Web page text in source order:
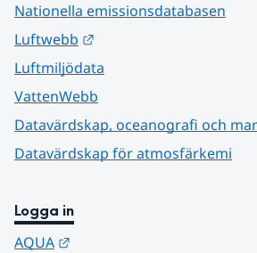
Nationella emissionsdatabasen
Luftwebb
Luftmiljödata
VattenWebb
Datavärdskap, oceanografi och
Datavärdskap för atmosfärkemi
Logga in
AQUA